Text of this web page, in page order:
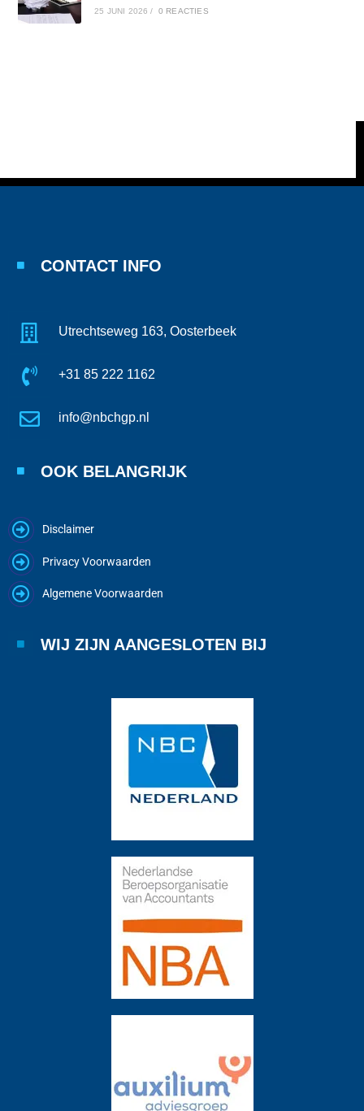
25 JUNI 2026 / 0 REACTIES
CONTACT INFO
Utrechtseweg 163, Oosterbeek
+31 85 222 1162
info@nbchgp.nl
OOK BELANGRIJK
Disclaimer
Privacy Voorwaarden
Algemene Voorwaarden
WIJ ZIJN AANGESLOTEN BIJ